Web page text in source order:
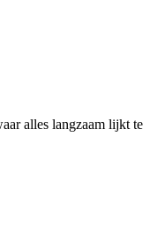
alles langzaam lijkt te